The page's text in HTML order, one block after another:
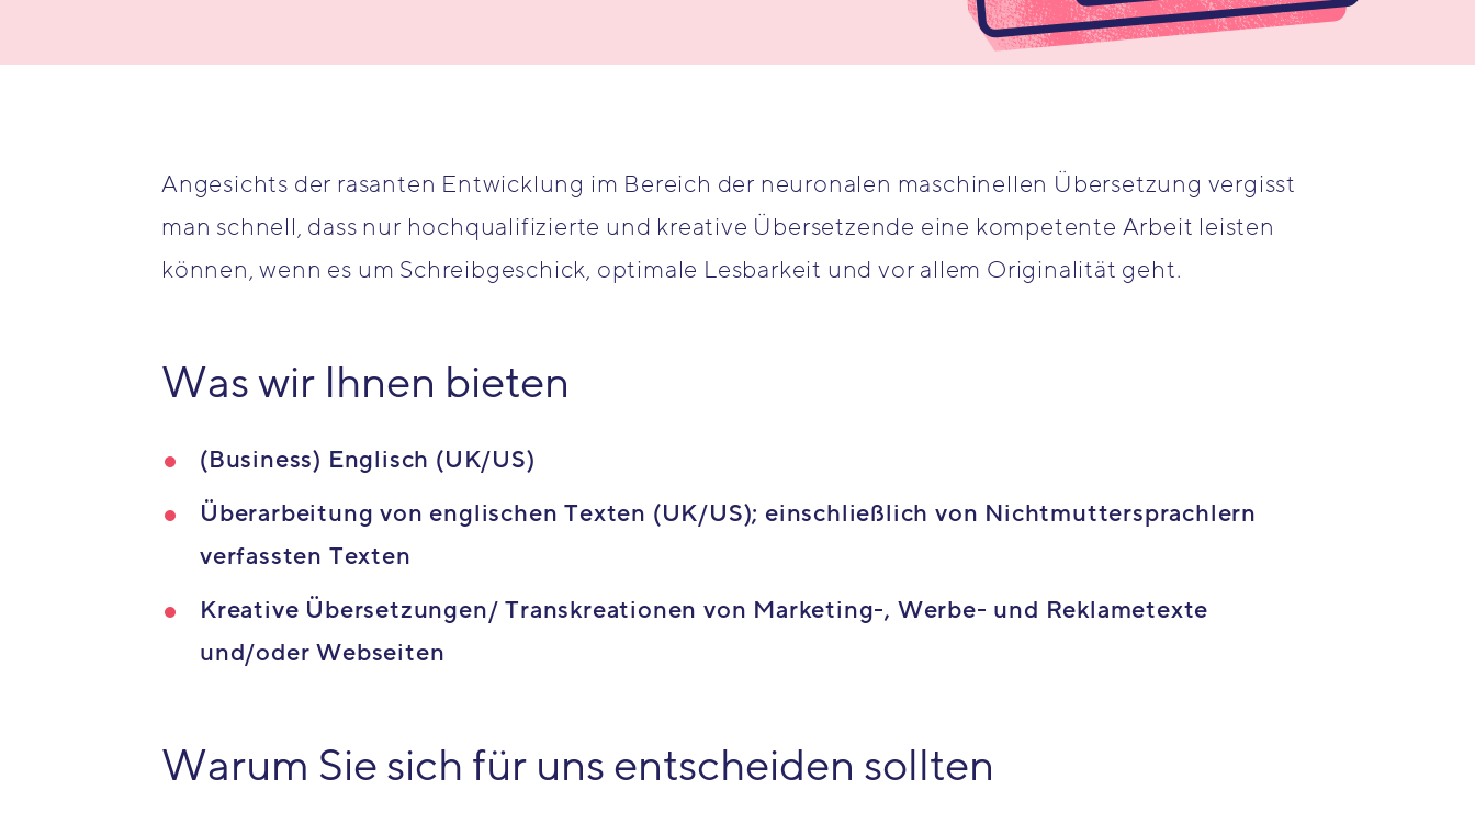
Angesichts der rasanten Entwicklung im Bereich der neuronalen maschinellen Übersetzung vergisst
man schnell, dass nur hochqualifizierte und kreative Übersetzende eine kompetente Arbeit leisten
können, wenn es um Schreibgeschick, optimale Lesbarkeit und vor allem Originalität geht.
Was wir Ihnen bieten
(Business) Englisch (UK/US)
Überarbeitung von englischen Texten (UK/US); einschließlich von Nichtmuttersprachlern
verfassten Texten
Kreative Übersetzungen/ Transkreationen von Marketing-, Werbe- und Reklametexte
und/oder Webseiten
Warum Sie sich für uns entscheiden sollten